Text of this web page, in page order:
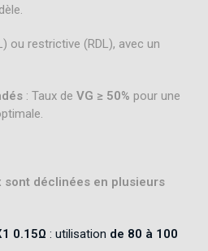
ou restrictive (RDL), avec un
: Taux deVG ≥ 50% pour une
sont déclinées en plusieurs
0.15Ω : utilisation de 80 à 100